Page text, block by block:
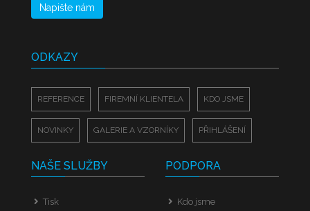
Napište nám
ODKAZY
REFERENCE FIREMNÍ KLIENTELA KDO JSME
NOVINKY GALERIE A VZORNÍKY PŘIHLÁŠENÍ
NAŠE SLUŽBY
Tisk
PODPORA
Kdo jsme